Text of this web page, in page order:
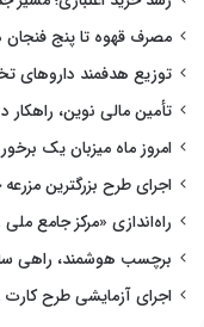
مصرف قهوه تا پنج
توزیع هدفمند داروهای
تأمین مالی نوین،
امروز ماه میزبان یک
اجرای طرح بزرگترین
راه‌اندازی «مرکز جامع
برچسب هوشمند، راهی
اجرای آزمایشی طرح کارت